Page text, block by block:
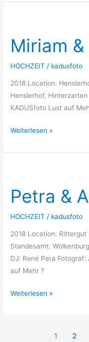
Miriam
HOCHZEIT / kadusfoto
2018 Location:
Henslerhof, Hinterzarten
KADUSfoto Lust auf
Fabian
Weiterlesen »
Petra &
HOCHZEIT / kadusfoto
2018 Location: Rittergut
Standesamt:
DJ: René Pera
auf Mehr ?
Andreas
Weiterlesen »
1 2